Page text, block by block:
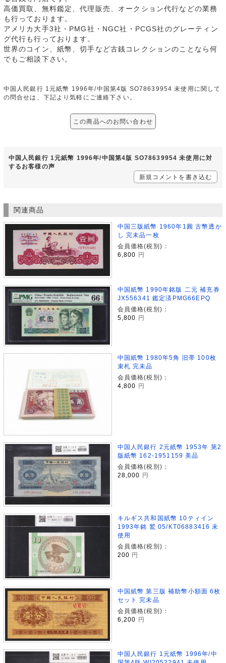
高価買取、無料鑑定、代理販売、オークション代行などの業務
も行っております。
アメリカ大手3社・PMG社・NGC社・PCGS社のグレーティン
グ代行も行っております。
世界のコイン、紙幣、切手など古銭コレクションのことなら何
でもご相談下さい。
中国人民銀行 1元紙幣 1996年/中国第4版 SO78639954 未使用に関して
の問合せは、下記より気軽にご連絡下さい。
この商品へのお問い合わせ
中国人民銀行 1元紙幣 1996年/中国第4版 SO78639954 未使用に対
するお客様の声
新規コメントを書き込む
関連商品
中国三版紙幣 1960年1圓 古幣透か
し 完未品一枚
会員価格(税別)：
6,800
円
中国紙幣 1990年銘版 二元 補充券
JX556341 鑑定済PMG66EPQ
会員価格(税別)：
5,800 円
中国紙幣 1980年5角 旧帯 100枚
束札 完未品
会員価格(税別)：
4,800
円
中国人民銀行 2元紙幣 1953年 第2
版紙幣 162-1951159 美品
会員価格(税別)：
28,000
円
キルギス共和国紙幣 10ティイン
1993年銘 鷲 05/KT06883416 未
使用
会員価格(税別)：
200 円
中国紙幣 第三版 補助幣小額面 6枚
セット 完未品
会員価格(税別)：
6,200 円
中国人民銀行 1元紙幣 1996年/中